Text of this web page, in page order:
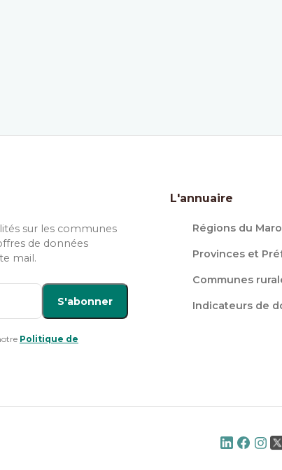
sur les communes
de données
mail.
S'abonner
Politique de
L'annuaire
Régions du
Provinces et
Communes
Indicateurs de